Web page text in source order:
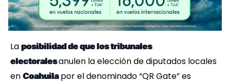
La posibilidad de que los tribunales
electoralesanulen la elección de diputados locales
en Coahuilapor el denominado “QR Gate” es